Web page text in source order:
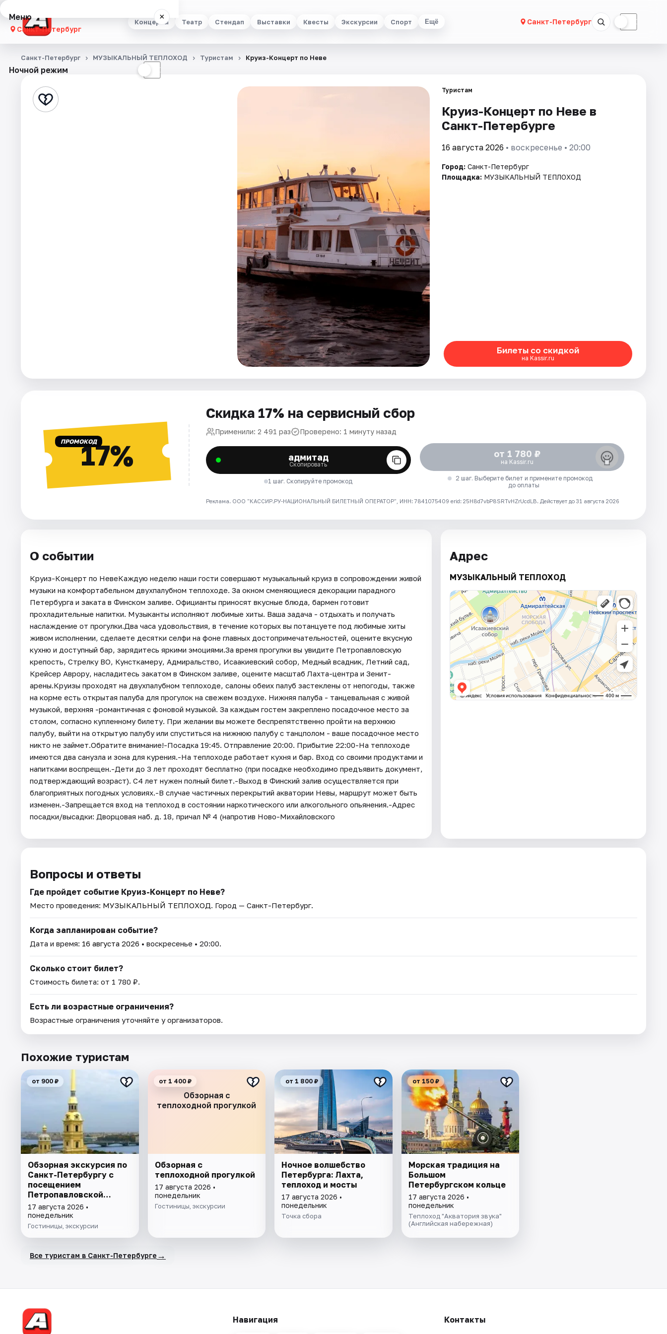
Концерты Театр Стендап Выставки Квесты Экскурсии Спорт Ещё Санкт-Петербург ☾
Меню ×
Санкт-Петербург
Концерты
Стендап
Ночной режим ☾
Санкт-Петербург МУЗЫКАЛЬНЫЙ ТЕПЛОХОД Туристам Круиз-Концерт по Неве
Туристам
Круиз-Концерт по Неве в
Санкт-Петербурге
16 августа 2026 • воскресенье • 20:00
Город: Санкт-Петербург
Площадка: МУЗЫКАЛЬНЫЙ ТЕПЛОХОД
Билеты со скидкой
на Kassir.ru
ПРОМОКОД17%
Скидка 17% на сервисный сбор
Применили: 2 491 раз Проверено: 1 минуту назад
адмитад
Скопировать
1 шаг. Скопируйте промокод
от 1 780 ₽
на Kassir.ru
2 шаг. Выберите билет и примените промокод
до оплаты
Реклама. ООО "КАССИР.РУ-НАЦИОНАЛЬНЫЙ БИЛЕТНЫЙ ОПЕРАТОР", ИНН: 7841075409 erid: 25H8d7vbP8SRTvHZrUcdLB. Действует до 31 августа 2026
О событии
Круиз-Концерт по НевеКаждую неделю наши гости совершают музыкальный круиз в сопровождении живой
музыки на комфортабельном двухпалубном теплоходе. За окном сменяющиеся декорации парадного
Петербурга и заката в Финском заливе. Официанты приносят вкусные блюда, бармен готовит
прохладительные напитки. Музыканты исполняют любимые хиты. Ваша задача - отдыхать и получать
наслаждение от прогулки.Два часа удовольствия, в течение которых вы потанцуете под любимые хиты
живом исполнении, сделаете десятки селфи на фоне главных достопримечательностей, оцените вкусную
кухню и доступный бар, зарядитесь яркими эмоциями.За время прогулки вы увидите Петропавловскую
крепость, Стрелку ВО, Кунсткамеру, Адмиральство, Исаакиевский собор, Медный всадник, Летний сад,
Крейсер Аврору, насладитесь закатом в Финском заливе, оцените масштаб Лахта-центра и Зенит-
арены.Круизы проходят на двухпалубном теплоходе, салоны обеих палуб застеклены от непогоды, также
на корме есть открытая палуба для прогулок на свежем воздухе. Нижняя палуба - танцевальная с живой
музыкой, верхняя -романтичная с фоновой музыкой. За каждым гостем закреплено посадочное место за
столом, согласно купленному билету. При желании вы можете беспрепятственно пройти на верхнюю
палубу, выйти на открытую палубу или спуститься на нижнюю палубу с танцполом - ваше посадочное место
никто не займет.Обратите внимание!-Посадка 19:45. Отправление 20:00. Прибытие 22:00-На теплоходе
имеются два санузла и зона для курения.-На теплоходе работает кухня и бар. Вход со своими продуктами и
напитками воспрещен.-Дети до 3 лет проходят бесплатно (при посадке необходимо предъявить документ,
подтверждающий возраст). С4 лет нужен полный билет.-Выход в Финский залив осуществляется при
благоприятных погодных условиях.-В случае частичных перекрытий акватории Невы, маршрут может быть
изменен.-Запрещается вход на теплоход в состоянии наркотического или алкогольного опьянения.-Адрес
посадки/высадки: Дворцовая наб. д. 18, причал № 4 (напротив Ново-Михайловского
Адрес
МУЗЫКАЛЬНЫЙ ТЕПЛОХОД
Вопросы и ответы
Где пройдет событие Круиз-Концерт по Неве?
Место проведения: МУЗЫКАЛЬНЫЙ ТЕПЛОХОД. Город — Санкт-Петербург.
Когда запланирован событие?
Дата и время: 16 августа 2026 • воскресенье • 20:00.
Сколько стоит билет?
Стоимость билета: от 1 780 ₽.
Есть ли возрастные ограничения?
Возрастные ограничения уточняйте у организаторов.
Похожие туристам
от 900 ₽
Обзорная экскурсия по
Санкт-Петербургу с
посещением
Петропавловской
крепости
17 августа 2026 •
понедельник
Гостиницы, экскурсии
Обзорная с
теплоходной прогулкой
от 1 400 ₽
Обзорная с
теплоходной прогулкой
17 августа 2026 •
понедельник
Гостиницы, экскурсии
от 1 800 ₽
Ночное волшебство
Петербурга: Лахта,
теплоход и мосты
17 августа 2026 •
понедельник
Точка сбора
от 150 ₽
Морская традиция на
Большом
Петербургском кoльце
17 августа 2026 •
понедельник
Теплоход "Акватория звука"
(Английская набережная)
Все туристам в Санкт-Петербурге →
Навигация
Контакты